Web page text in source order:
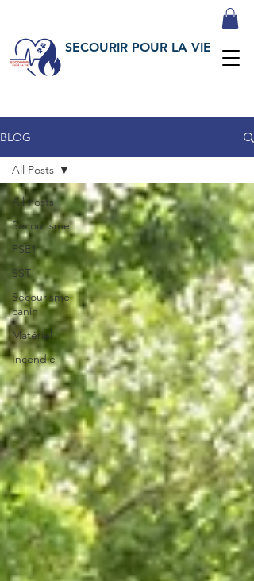
SECOURIR POUR LA VIE
BLOG
All Posts
Secourisme
PSE1
SST
Secourisme
canin
Matériel
Incendie
All Posts